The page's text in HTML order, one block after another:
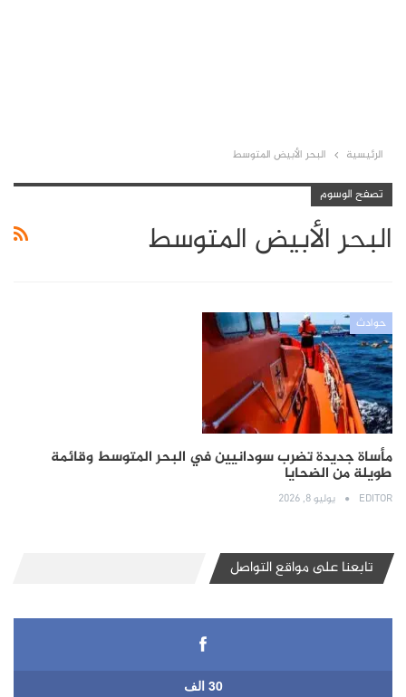
الرئيسية البحر الأبيض المتوسط
تصفح الوسوم
البحر الأبيض المتوسط
حوادث
مأساة جديدة تضرب سودانيين في البحر المتوسط وقائمة
طويلة من الضحايا
EDITOR يوليو 8, 2026
تابعنا على مواقع التواصل
30 الف